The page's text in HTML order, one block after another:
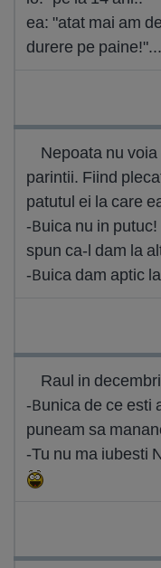
ea: "atat mai am
durere pe paine!"...
Nepoata nu
parintii. Fiind
patutul ei la care
-Buica nu in
spun ca-l dam la
-Buica dam aptic
Raul in
-Bunica de ce esti
puneam sa
-Tu nu ma iubesti